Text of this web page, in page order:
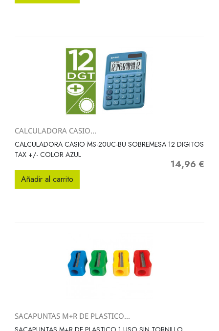
CALCULADORA CASIO...
CALCULADORA CASIO MS-20UC-BU SOBREMESA 12 DIGITOS
TAX +/- COLOR AZUL
Precio
14,96 €
Añadir al carrito
SACAPUNTAS M+R DE PLASTICO...